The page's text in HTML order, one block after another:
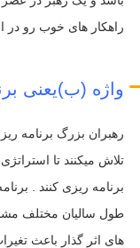
راهکار های خوب رو در
واژه (ب)یعنی
رهبران بزرگ برنامه
تلاش میکنند تا
برنامه ریزی کنند .
طول سالیان مختلف
های اثر گذار باعث